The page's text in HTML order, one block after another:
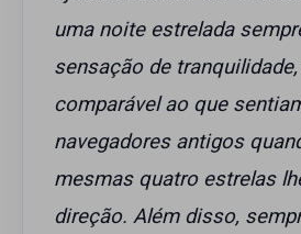
uma noite estrelada
sensação de
comparável ao que
navegadores antigos
mesmas quatro estrelas
direção. Além disso,